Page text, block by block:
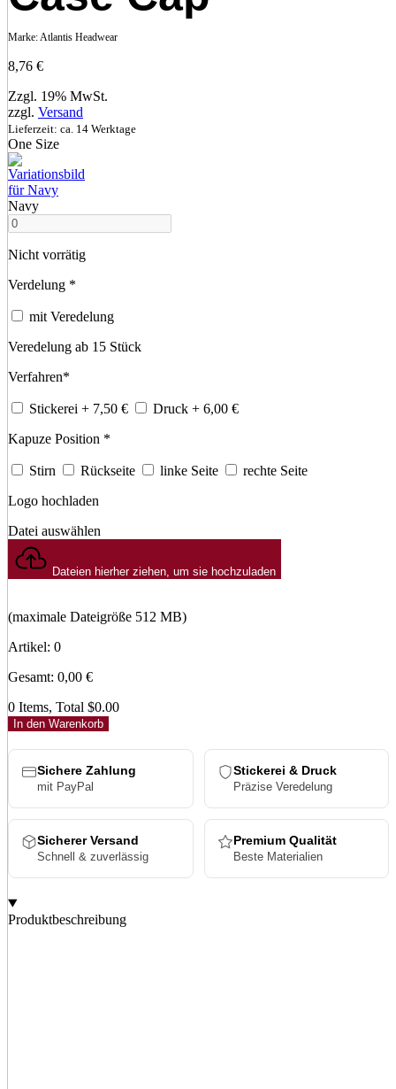
Marke: Atlantis Headwear
8,76 €
Zzgl. 19% MwSt.
zzgl. Versand
Lieferzeit: ca. 14 Werktage
One Size
Navy
Nicht vorrätig
Verdelung *
mit Veredelung
Veredelung ab 15 Stück
Verfahren*
Stickerei + 7,50 € Druck + 6,00 €
Kapuze Position *
Stirn Rückseite linke Seite
rechte Seite
Logo hochladen
Datei auswählen
Dateien hierher ziehen, um sie hochzuladen
(maximale Dateigröße 512 MB)
Artikel: 0
Gesamt: 0,00 €
0 Items, Total $0.00
In den Warenkorb
Sichere Zahlung
mit PayPal
Stickerei & Druck
Präzise Veredelung
Sicherer Versand
Schnell & zuverlässig
Premium Qualität
Beste Materialien
Produktbeschreibung